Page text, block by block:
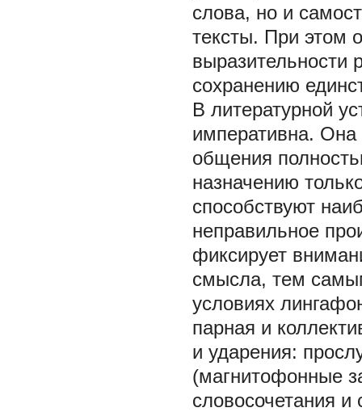
слова, но и
тексты. При этом
выразительности
сохранению
В литературной
императивна. Она
общения
назначению
способствуют
неправильное
фиксирует
смысла, тем
условиях
парная и
и ударения:
(магнитофонные
словосочетания и